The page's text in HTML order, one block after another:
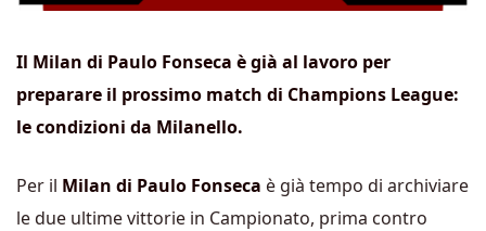
Il Milan di Paulo Fonseca è già al lavoro per
preparare il prossimo match di Champions League:
le condizioni da Milanello.
Per il Milan di Paulo Fonseca è già tempo di archiviare
le due ultime vittorie in Campionato, prima contro